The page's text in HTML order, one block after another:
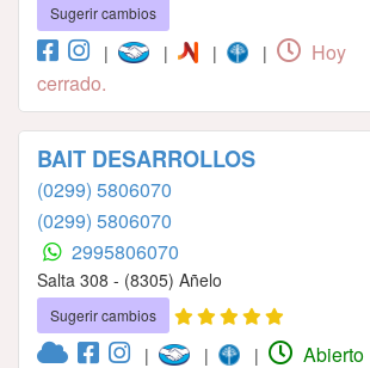
Sugerir cambios
| | | |
Hoy
cerrado.
BAIT DESARROLLOS
(0299) 5806070
(0299) 5806070
2995806070
Salta 308 - (8305) Añelo
Sugerir cambios
| | | Abierto